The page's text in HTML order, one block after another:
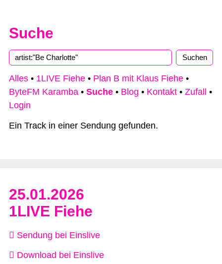
Suche
Alles • 1LIVE Fiehe • Plan B mit Klaus Fiehe •
ByteFM Karamba • Suche • Blog • Kontakt • Zufall
•
Login
Ein Track in einer Sendung gefunden.
25.01.2026
1LIVE Fiehe
Sendung bei Einslive
Download bei Einslive